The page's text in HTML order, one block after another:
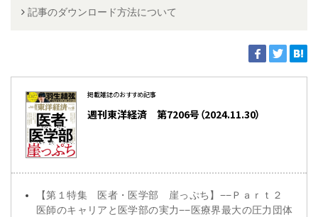
記事のダウンロード方法について
掲載雑誌のおすすめ記事
週刊東洋経済 第7206号（2024.11.30）
【第１特集 医者・医学部 崖っぷち】−−Ｐａｒｔ２
医師のキャリアと医学部の実力−−医療界最大の圧力団体